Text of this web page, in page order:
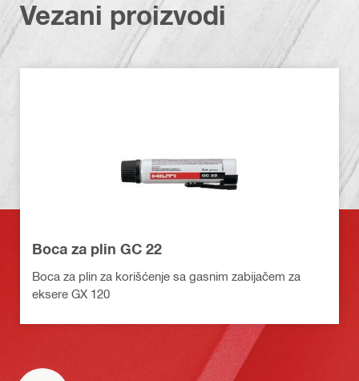
Vezani proizvodi
Boca za plin GC 22
Boca za plin za korišćenje sa gasnim zabijačem za
eksere GX 120